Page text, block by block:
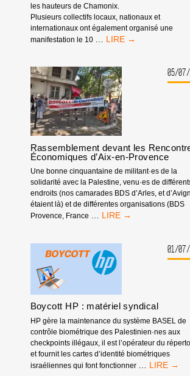
les hauteurs de Chamonix.
Plusieurs collectifs locaux, nationaux et
internationaux ont également organisé une
manifestation le 10
BOYCOTT
LA
FÉDÉRATION
ISRAÉLIENNE
D’ESCALADE
DOIT
ÊTRE
EXCLUE
DES
COMPÉTITIONS
INTERNATIONALES
!
05/
Rassemblement devant les
Économiques d’Aix-en-Provence
Une bonne cinquantaine de militant·es de la
solidarité avec la Palestine, venu·es de
endroits (nos camarades BDS d’Arles, et
étaient là) et de différentes organisations (BDS
Provence, France … RASSEMBLEMENT
RENCONTRES
ÉCONOMIQUES
D’AIX-
01/
Boycott HP : matériel syndical
HP gère la maintenance du système BASEL de
contrôle biométrique des Palestinien·nes aux
checkpoints illégaux, il est l’opérateur du
et fournit les cartes d’identité biométriques
israéliennes qui font fonctionner
BOYCOTT